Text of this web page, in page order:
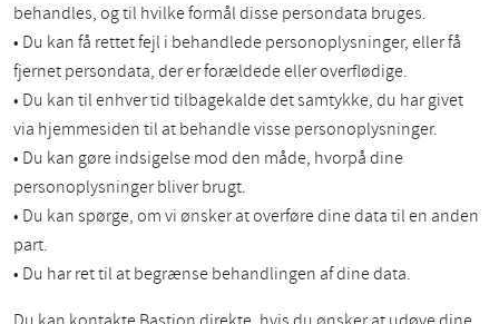
behandles, og til hvilke formål disse persondata bruges.
• Du kan få rettet fejl i behandlede personoplysninger, eller få
fjernet persondata, der er forældede eller overflødige.
• Du kan til enhver tid tilbagekalde det samtykke, du har givet
via hjemmesiden til at behandle visse personoplysninger.
• Du kan gøre indsigelse mod den måde, hvorpå dine
personoplysninger bliver brugt.
• Du kan spørge, om vi ønsker at overføre dine data til en anden
part.
• Du har ret til at begrænse behandlingen af dine data.